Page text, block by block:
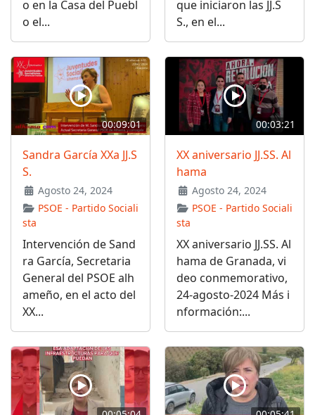
o en la Casa del Puebl
o el...
que iniciaron las JJ.S
S., en el...
00:09:01
Sandra García XXa JJ.S
S.
Agosto 24, 2024
PSOE - Partido Sociali
sta
Intervención de Sand
ra García, Secretaria
General del PSOE alh
ameño, en el acto del
XX...
00:03:21
XX aniversario JJ.SS. Al
hama
Agosto 24, 2024
PSOE - Partido Sociali
sta
XX aniversario JJ.SS. Al
hama de Granada, vi
deo conmemorativo,
24-agosto-2024 Más i
nformación:...